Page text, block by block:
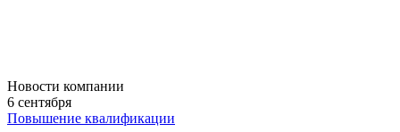
Новости компании
6 сентября
Повышение квалификации